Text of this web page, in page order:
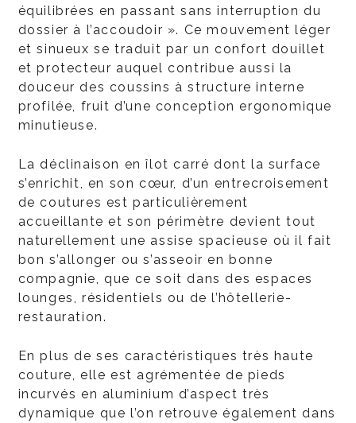
équilibrées en passant sans interruption du
dossier à l’accoudoir ». Ce mouvement léger
et sinueux se traduit par un confort douillet
et protecteur auquel contribue aussi la
douceur des coussins à structure interne
profilée, fruit d’une conception ergonomique
minutieuse.
La déclinaison en îlot carré dont la surface
s’enrichit, en son cœur, d’un entrecroisement
de coutures est particulièrement
accueillante et son périmètre devient tout
naturellement une assise spacieuse où il fait
bon s’allonger ou s’asseoir en bonne
compagnie, que ce soit dans des espaces
lounges, résidentiels ou de l’hôtellerie-
restauration.
En plus de ses caractéristiques très haute
couture, elle est agrémentée de pieds
incurvés en aluminium d’aspect très
dynamique que l’on retrouve également dans